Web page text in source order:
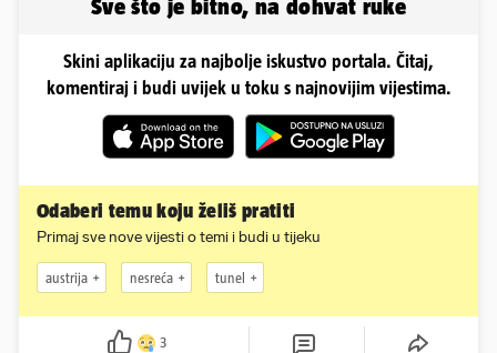
Sve što je bitno, na dohvat ruke
Skini aplikaciju za najbolje iskustvo portala. Čitaj,
komentiraj i budi uvijek u toku s najnovijim vijestima.
Odaberi temu koju želiš pratiti
Primaj sve nove vijesti o temi i budi u tijeku
austrija nesreća tunel
3